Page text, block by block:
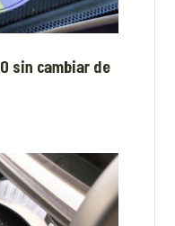
sin cambiar de